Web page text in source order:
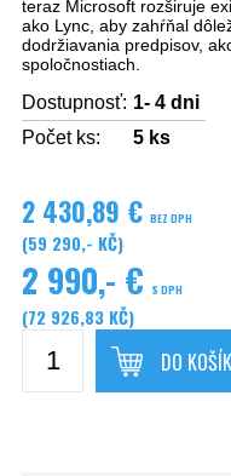
teraz Microsoft rozširuje
ako Lync, aby zahŕňal
dodržiavania predpisov,
spoločnostiach.
Dostupnosť: 1- 4 dni
Počet ks:
5 ks
2 430,89 € BEZ DPH
(59 290,- KČ)
2 990,- € S DPH
(72 926,83 KČ)
DO